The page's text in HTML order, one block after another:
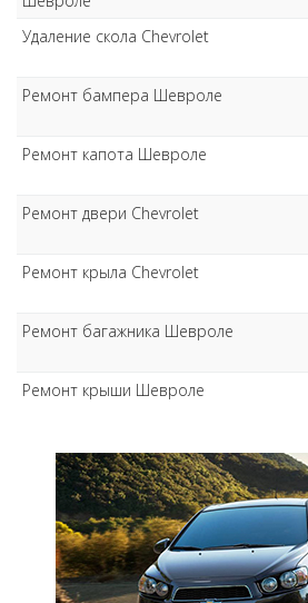
Удаление скола Chevrolet
Ремонт бампера Шевроле
Ремонт капота Шевроле
Ремонт двери Chevrolet
Ремонт крыла Chevrolet
Ремонт багажника Шевроле
Ремонт крыши Шевроле